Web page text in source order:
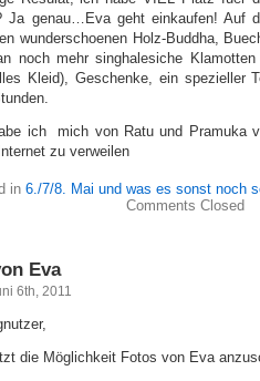
Ja genau…Eva geht einkaufen! Auf
wunderschoenen Holz-Buddha,
noch mehr singhalesiche
Kleid), Geschenke, ein spezieller
ich mich von Ratu und Pramuka
zu verweilen
in 6./7/8. Mai und was es sonst noch
Comments Closed
Eva
6th, 2011
die Möglichkeit Fotos von Eva